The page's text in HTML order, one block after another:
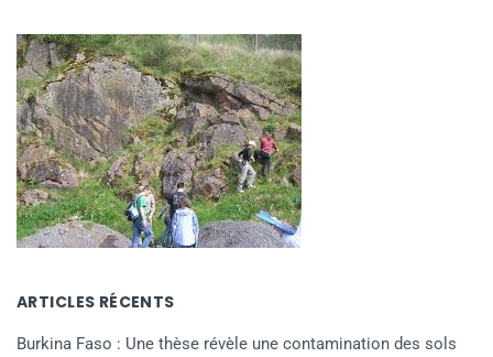
ARTICLES RÉCENTS
Burkina Faso : Une thèse révèle une contamination des sols